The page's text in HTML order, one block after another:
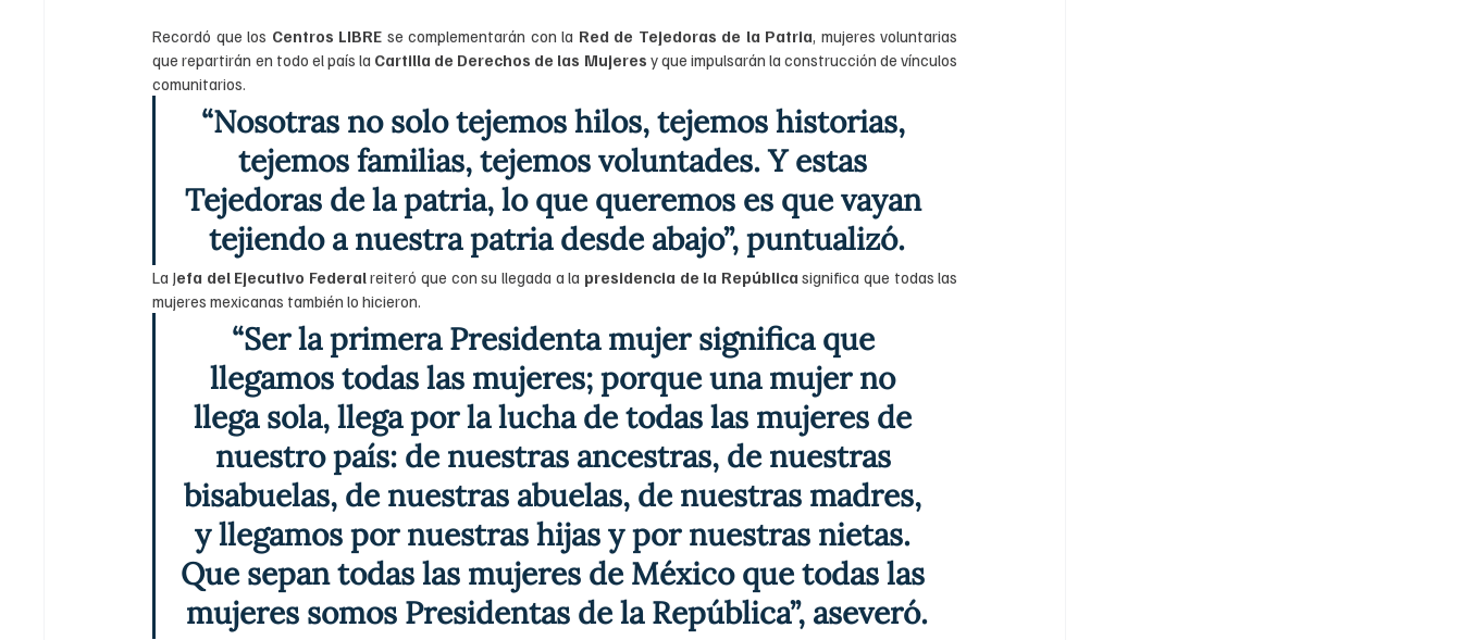
Recordó que los Centros LIBRE se complementarán con la Red de Tejedoras de la Patria, mujeres voluntarias
que repartirán en todo el país la Cartilla de Derechos de las Mujeres y que impulsarán la construcción de vínculos
comunitarios.
“Nosotras no solo tejemos hilos, tejemos historias,
tejemos familias, tejemos voluntades. Y estas
Tejedoras de la patria, lo que queremos es que vayan
tejiendo a nuestra patria desde abajo”, puntualizó.
La Jefa del Ejecutivo Federal reiteró que con su llegada a la presidencia de la República significa que todas las
mujeres mexicanas también lo hicieron.
“Ser la primera Presidenta mujer significa que
llegamos todas las mujeres; porque una mujer no
llega sola, llega por la lucha de todas las mujeres de
nuestro país: de nuestras ancestras, de nuestras
bisabuelas, de nuestras abuelas, de nuestras madres,
y llegamos por nuestras hijas y por nuestras nietas.
Que sepan todas las mujeres de México que todas las
mujeres somos Presidentas de la República”, aseveró.